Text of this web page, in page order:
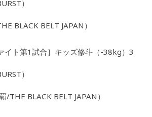
）
BLACK BELT JAPAN）
イト第1試合］キッズ修斗（-38kg）3
）
/THE BLACK BELT JAPAN）